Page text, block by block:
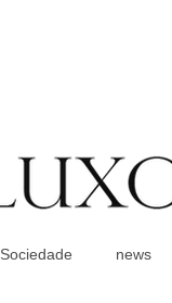
Sociedade news